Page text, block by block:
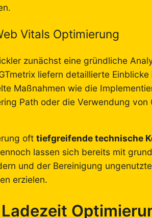
Vitals Optimierung
zunächst eine gründliche
liefern detaillierte
Maßnahmen wie die
Path oder die Verwendung von
oft tiefgreifende technische
lassen sich bereits mit
und der Bereinigung
erzielen.